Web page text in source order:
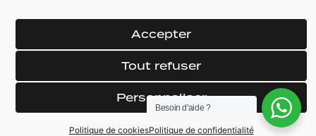
Accepter
Tout refuser
Personnaliser
Politique de cookiesPolitique de confidentialité
Vitrages arrière privatif
Rétroviseur électrique
Climatisation
TTC (contrôle
électronique du
transfert de couple)
Besoin d'aide ?